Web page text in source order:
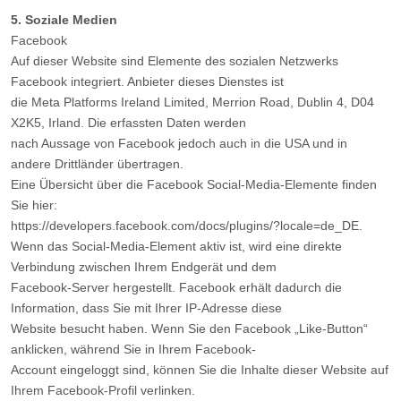
5. Soziale Medien
Facebook
Auf dieser Website sind Elemente des sozialen Netzwerks
Facebook integriert. Anbieter dieses Dienstes ist
die Meta Platforms Ireland Limited, Merrion Road, Dublin 4, D04
X2K5, Irland. Die erfassten Daten werden
nach Aussage von Facebook jedoch auch in die USA und in
andere Drittländer übertragen.
Eine Übersicht über die Facebook Social-Media-Elemente finden
Sie hier:
https://developers.facebook.com/docs/plugins/?locale=de_DE.
Wenn das Social-Media-Element aktiv ist, wird eine direkte
Verbindung zwischen Ihrem Endgerät und dem
Facebook-Server hergestellt. Facebook erhält dadurch die
Information, dass Sie mit Ihrer IP-Adresse diese
Website besucht haben. Wenn Sie den Facebook „Like-Button“
anklicken, während Sie in Ihrem Facebook-
Account eingeloggt sind, können Sie die Inhalte dieser Website auf
Ihrem Facebook-Profil verlinken.